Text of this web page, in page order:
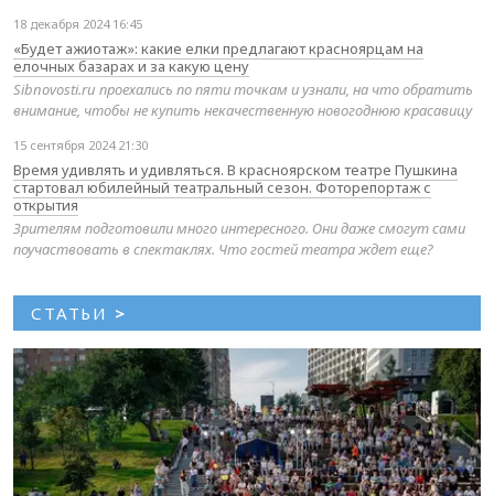
18 декабря 2024 16:45
«Будет ажиотаж»: какие елки предлагают красноярцам на
елочных базарах и за какую цену
Sibnovosti.ru проехались по пяти точкам и узнали, на что обратить
внимание, чтобы не купить некачественную новогоднюю красавицу
15 сентября 2024 21:30
Время удивлять и удивляться. В красноярском театре Пушкина
стартовал юбилейный театральный сезон. Фоторепортаж с
открытия
Зрителям подготовили много интересного. Они даже смогут сами
поучаствовать в спектаклях. Что гостей театра ждет еще?
СТАТЬИ >